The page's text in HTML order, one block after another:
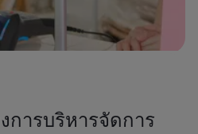
การบริหารจัดการ